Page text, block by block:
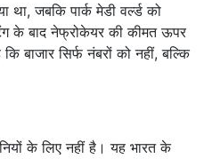
था, जबकि पार्क मेडी वर्ल्ड को
के बाद नेफ्रोकेयर की कीमत ऊपर
बाजार सिर्फ नंबरों को नहीं, बल्कि
के लिए नहीं है। यह भारत के